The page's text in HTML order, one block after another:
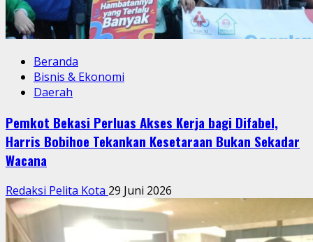
Beranda
Bisnis & Ekonomi
Daerah
Pemkot Bekasi Perluas Akses Kerja bagi Difabel,
Harris Bobihoe Tekankan Kesetaraan Bukan Sekadar
Wacana
Redaksi Pelita Kota 29 Juni 2026